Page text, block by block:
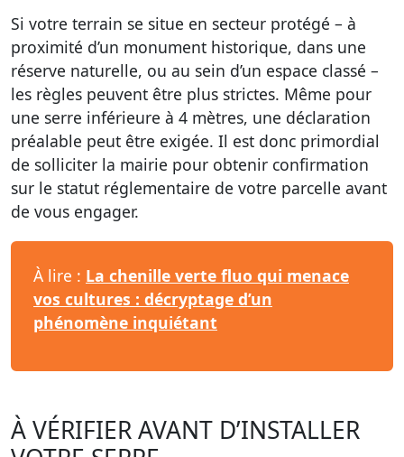
Si votre terrain se situe en secteur protégé – à
proximité d’un monument historique, dans une
réserve naturelle, ou au sein d’un espace classé –
les règles peuvent être plus strictes. Même pour
une serre inférieure à 4 mètres, une déclaration
préalable peut être exigée. Il est donc primordial
de solliciter la mairie pour obtenir confirmation
sur le statut réglementaire de votre parcelle avant
de vous engager.
À lire : La chenille verte fluo qui menace
vos cultures : décryptage d’un
phénomène inquiétant
À VÉRIFIER AVANT D’INSTALLER